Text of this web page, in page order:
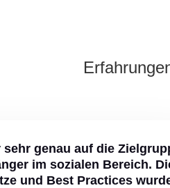
sehr genau auf die
im sozialen Bereich.
und Best Practices